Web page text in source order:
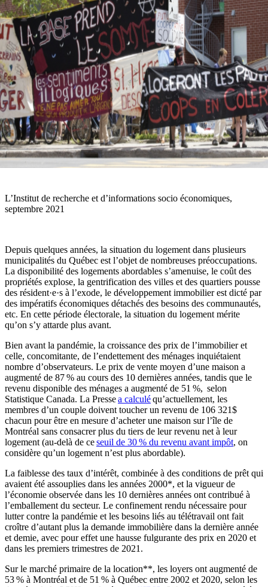
L’Institut de recherche et d’informations socio économiques,
septembre 2021
Depuis quelques années, la situation du logement dans plusieurs
municipalités du Québec est l’objet de nombreuses préoccupations.
La disponibilité des logements abordables s’amenuise, le coût des
propriétés explose, la gentrification des villes et des quartiers pousse
des résident·e·s à l’exode, le développement immobilier est dicté par
des impératifs économiques détachés des besoins des communautés,
etc. En cette période électorale, la situation du logement mérite
qu’on s’y attarde plus avant.
Bien avant la pandémie, la croissance des prix de l’immobilier et
celle, concomitante, de l’endettement des ménages inquiétaient
nombre d’observateurs. Le prix de vente moyen d’une maison a
augmenté de 87 % au cours des 10 dernières années, tandis que le
revenu disponible des ménages a augmenté de 51 %, selon
Statistique Canada. La Pressea calculéqu’actuellement, les
membres d’un couple doivent toucher un revenu de 106 321$
chacun pour être en mesure d’acheter une maison sur l’île de
Montréal sans consacrer plus du tiers de leur revenu net à leur
logement (au-delà de ceseuil de 30 % du revenu avant impôt, on
considère qu’un logement n’est plus abordable).
La faiblesse des taux d’intérêt, combinée à des conditions de prêt qui
avaient été assouplies dans les années 2000*, et la vigueur de
l’économie observée dans les 10 dernières années ont contribué à
l’emballement du secteur. Le confinement rendu nécessaire pour
lutter contre la pandémie et les besoins liés au télétravail ont fait
croître d’autant plus la demande immobilière dans la dernière année
et demie, avec pour effet une hausse fulgurante des prix en 2020 et
dans les premiers trimestres de 2021.
Sur le marché primaire de la location**, les loyers ont augmenté de
53 % à Montréal et de 51 % à Québec entre 2002 et 2020, selon les